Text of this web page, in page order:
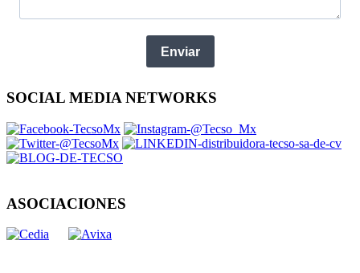
Enviar
SOCIAL MEDIA NETWORKS
ASOCIACIONES